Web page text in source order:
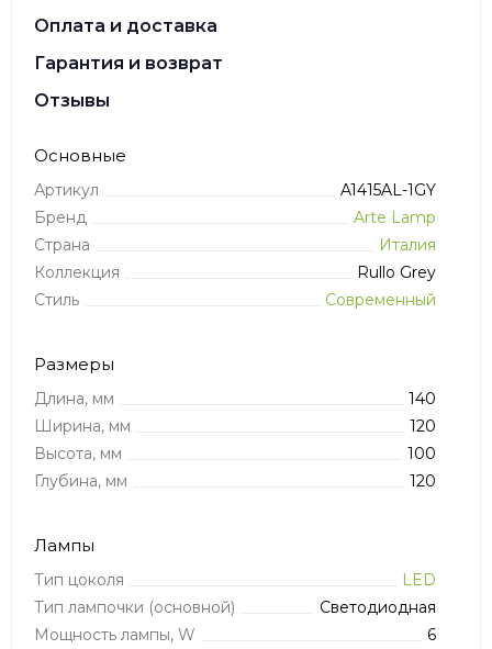
Оплата и доставка
Гарантия и возврат
Отзывы
Основные
Артикул
A1415AL-1GY
Бренд
Arte Lamp
Страна
Италия
Коллекция
Rullo Grey
Стиль
Современный
Размеры
Длина, мм
140
Ширина, мм
120
Высота, мм
100
Глубина, мм
120
Лампы
Тип цоколя
LED
Тип лампочки (основной)
Светодиодная
Мощность лампы, W
6